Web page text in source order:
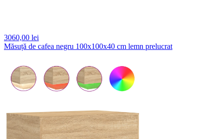
3060,00 lei
Măsuță de cafea negru 100x100x40 cm lemn prelucrat